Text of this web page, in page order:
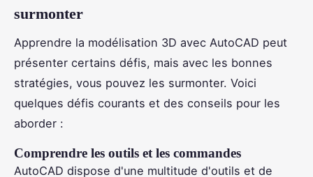
surmonter
Apprendre la modélisation 3D avec AutoCAD peut
présenter certains défis, mais avec les bonnes
stratégies, vous pouvez les surmonter. Voici
quelques défis courants et des conseils pour les
aborder :
Comprendre les outils et les commandes
AutoCAD dispose d'une multitude d'outils et de